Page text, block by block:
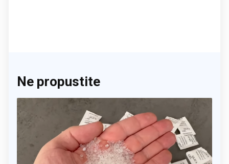
Ne propustite